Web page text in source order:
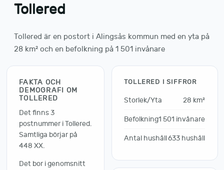
Tollered
Tollered är en postort i Alingsås kommun med en yta på
28 km² och en befolkning på 1 501 invånare
FAKTA OCH
DEMOGRAFI OM
TOLLERED
Det finns 3
postnummer i Tollered.
Samtliga börjar på
448 XX.
Det bor i genomsnitt
TOLLERED I SIFFROR
Storlek/Yta 28 km²
Befolkning1 501 invånare
Antal hushåll633 hushåll